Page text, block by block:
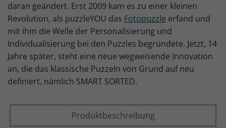
daran geändert. Erst 2009 kam es zu einer kleinen
Revolution, als puzzleYOU das Fotopuzzle erfand und
mit ihm die Welle der Personalisierung und
Individualisierung bei den Puzzles begründete. Jetzt, 14
Jahre später, steht eine neue wegweisende Innovation
an, die das klassische Puzzeln von Grund auf neu
definiert, nämlich SMART SORTED.
Produktbeschreibung